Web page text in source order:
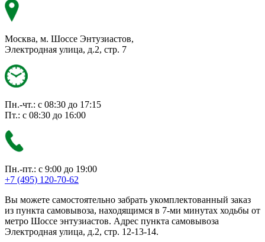
Москва, м. Шоссе Энтузиастов,
Электродная улица, д.2, стр. 7
Пн.-чт.: с 08:30 до 17:15
Пт.: с 08:30 до 16:00
Пн.-пт.: с 9:00 до 19:00
+7 (495) 120-70-62
Вы можете самостоятельно забрать укомплектованный заказ
из пункта самовывоза, находящимся в 7-ми минутах ходьбы от
метро Шоссе энтузиастов. Адрес пункта самовывоза
Электродная улица, д.2, стр. 12-13-14.